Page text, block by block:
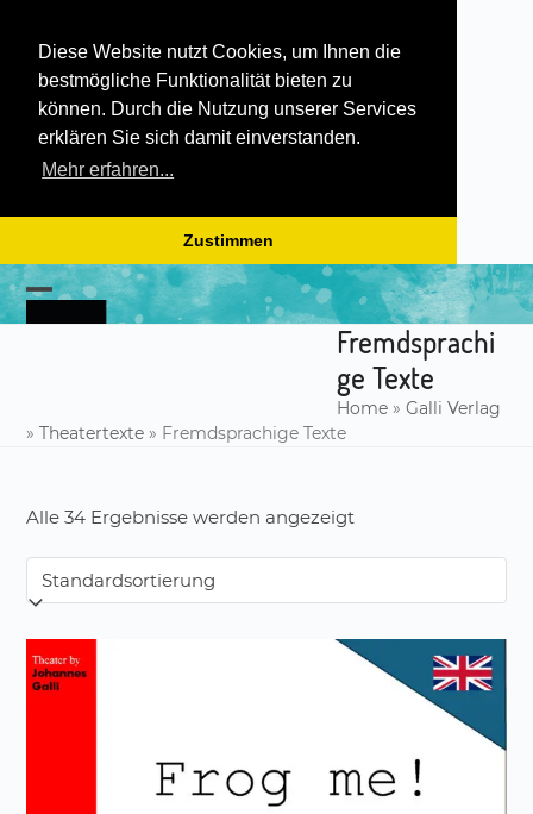
Diese Website nutzt Cookies, um Ihnen die
bestmögliche Funktionalität bieten zu
können. Durch die Nutzung unserer Services
erklären Sie sich damit einverstanden.
Mehr erfahren...
Zustimmen
Skip
to
content
Open
Close
Fremdsprachi
ge Texte
Home» Galli Verlag
»Theatertexte » Fremdsprachige Texte
Alle 34 Ergebnisse werden angezeigt